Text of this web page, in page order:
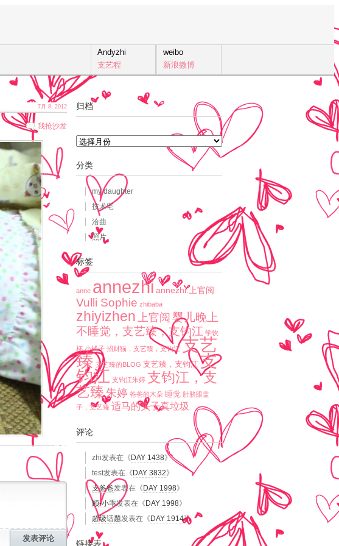
weibo
新浪微博
Andyzhi
支艺程
我抢沙发
7月 8, 2012
发表评论
归档
档
分类
my daughter
技术宅
洽曲
照片
标签
anne annezhi annezhi.上官阅
Vulli Sophie zhibaba
zhiyizhen 上官阅 婴儿晚上
不睡觉，支艺臻，支钧江 学饮
杯 小橘子 招财猫，支艺臻，支钧江 支艺
臻 支艺臻的BLOG 支艺臻，支钧江 支
钧江 支钧江朱婷 支钧江，支
艺臻朱婷 爸爸的木朵 睡觉 肚脐眼盖
子，支艺臻 适马的头子真垃圾
评论
zhi发表在《 DAY 1438》
test发表在《 DAY 3832》
支爸爸发表在《 DAY 1998》
顾-小乖发表在《 DAY 1998》
超级话题发表在《 DAY 1914》
链接表